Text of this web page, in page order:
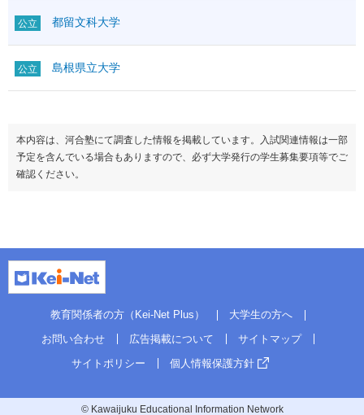
公立 都留文科大学
公立 島根県立大学
本内容は、河合塾にて調査した情報を掲載しています。入試関連情報は一部
予定を含んでいる場合もありますので、必ず大学発行の学生募集要項等でご
確認ください。
教育関係者の方（Kei-Net Plus）
大学生の方へ
お問い合わせ
広告掲載について
サイトマップ
サイトポリシー
個人情報保護方針
© Kawaijuku Educational Information Network